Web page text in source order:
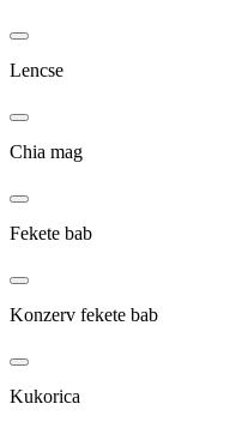
Lencse
Chia mag
Fekete bab
Konzerv fekete bab
Kukorica